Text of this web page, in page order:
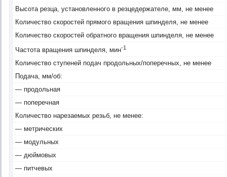
Высота резца, установленного в резцедержателе, мм, не менее
Количество скоростей прямого вращения шпинделя, не менее
Количество скоростей обратного вращения шпинделя, не менее
Частота вращения шпинделя, мин-1
Количество ступеней подач продольных/поперечных, не менее
Подача, мм/об:
— продольная
— поперечная
Количество нарезаемых резьб, не менее:
— метрических
— модульных
— дюймовых
— питчевых